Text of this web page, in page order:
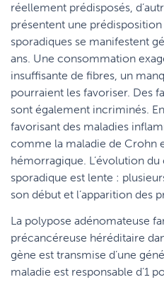
réellement prédisposés,
présentent une
sporadiques se manifestent
ans. Une consommation
insuffisante de fibres, un
pourraient les favoriser. Des
sont également incriminés.
favorisant des maladies
comme la maladie de
hémorragique. L’évolution
sporadique est lente :
son début et l’apparition des
La polypose adénomateuse
précancéreuse héréditaire
gène est transmise d’une
maladie est responsable d’1